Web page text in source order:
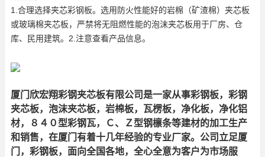
1.合理选择夹芯彩钢板。选用防火性能好的岩棉（矿渣棉）夹芯板
或玻璃棉夹芯板，严禁将无阻燃性能的泡沫夹芯板用于厂房、仓
库、民用建筑。2.注意查看产品信息。
厦门欣宏翔彩钢夹芯板有限公司是一家从事彩钢板，彩钢
夹芯板，泡沫夹芯板，岩棉板，瓦楞板，净化板，净化铝
材，８４０型彩钢瓦，Ｃ、Ｚ型钢檩条等建材的加工生产
和销售，在厦门有着十几年经验的专业厂家。公司立足厦
门，彩钢板，面向全国各地，全心全意为客户为市场服